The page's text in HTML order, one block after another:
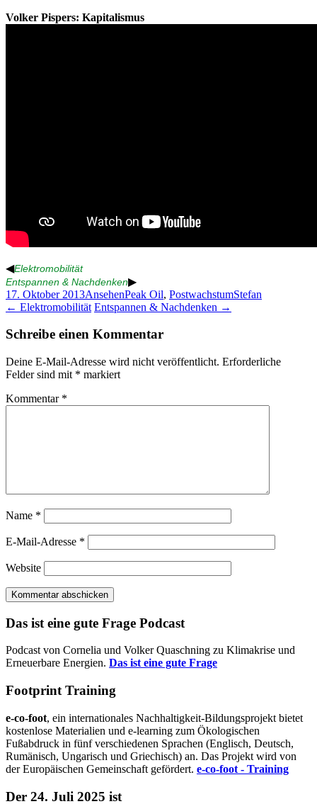
Volker Pispers: Kapitalismus
◀Elektromobilität
Entspannen & Nachdenken▶
17. Oktober 2013AnsehenPeak Oil, PostwachstumStefan
Beitragsnavigation
← Elektromobilität Entspannen & Nachdenken →
Schreibe einen Kommentar
Deine E-Mail-Adresse wird nicht veröffentlicht. Erforderliche
Felder sind mit * markiert
Kommentar *
Name *
E-Mail-Adresse *
Website
Das ist eine gute Frage Podcast
Podcast von Cornelia und Volker Quaschning zu Klimakrise und
Erneuerbare Energien. Das ist eine gute Frage
Footprint Training
e-co-foot, ein internationales Nachhaltigkeit-Bildungsprojekt bietet
kostenlose Materialien und e-learning zum Ökologischen
Fußabdruck in fünf verschiedenen Sprachen (Englisch, Deutsch,
Rumänisch, Ungarisch und Griechisch) an. Das Projekt wird von
der Europäischen Gemeinschaft gefördert. e-co-foot - Training
Der 24. Juli 2025 ist